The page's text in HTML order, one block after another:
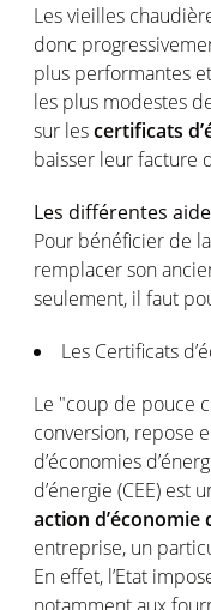
Les vieilles
donc
plus performantes
les plus modestes
sur lescertificats
baisser leur facture
Les différentes
Pour bénéficier de
remplacer son
seulement, il faut
Les Certificats
Le "coup de pouce
conversion, repose
d’économies
d’énergie (CEE) est
action d’économie
entreprise, un
En effet, l’Etat
notamment aux